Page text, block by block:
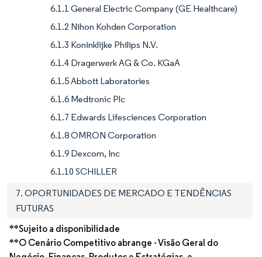
6.1.1 General Electric Company (GE Healthcare)
6.1.2 Nihon Kohden Corporation
6.1.3 Koninklijke Philips N.V.
6.1.4 Dragerwerk AG & Co. KGaA
6.1.5 Abbott Laboratories
6.1.6 Medtronic Plc
6.1.7 Edwards Lifesciences Corporation
6.1.8 OMRON Corporation
6.1.9 Dexcom, Inc
6.1.10 SCHILLER
7. OPORTUNIDADES DE MERCADO E TENDÊNCIAS
FUTURAS
**Sujeito a disponibilidade
**O Cenário Competitivo abrange - Visão Geral do